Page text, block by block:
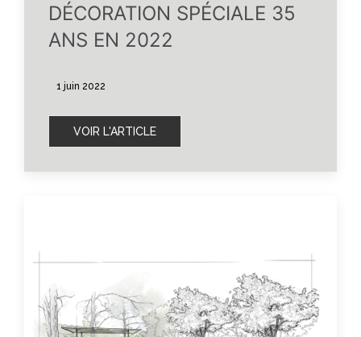
DÉCORATION SPÉCIALE 35
ANS EN 2022
1 juin 2022
VOIR L'ARTICLE